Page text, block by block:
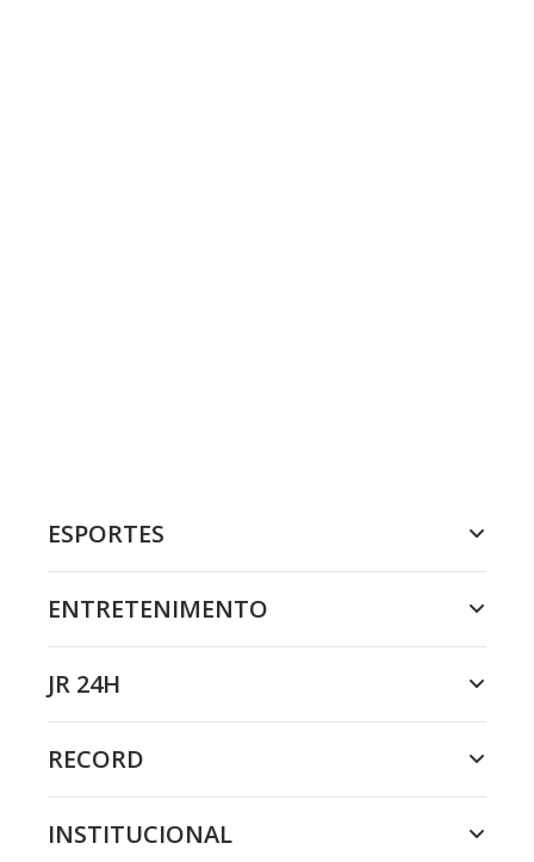
ESPORTES
ENTRETENIMENTO
JR 24H
RECORD
INSTITUCIONAL